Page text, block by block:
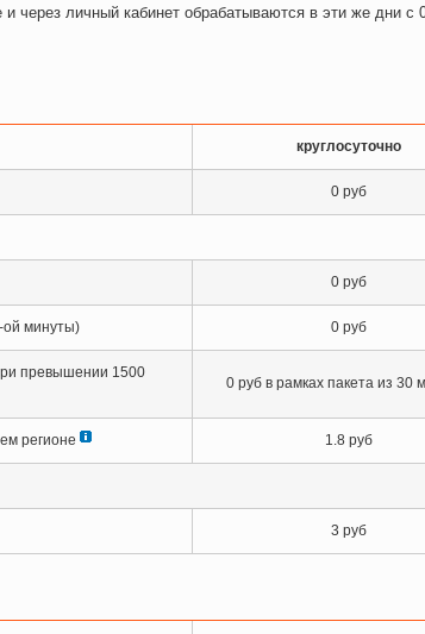
через личный кабинет обрабатываются в эти же дни с
круглосуточно
0 руб
0 руб
ой минуты) 0 руб
превышении 1500
0 руб в рамках пакета из 30
регионе 1.8 руб
3 руб